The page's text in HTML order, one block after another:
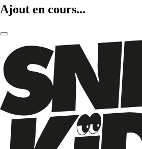
Ajout en cours...